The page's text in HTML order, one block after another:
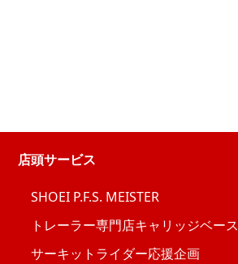
店頭サービス
SHOEI P.F.S. MEISTER
トレーラー専門店キャリッジベース
サーキットライダー応援企画